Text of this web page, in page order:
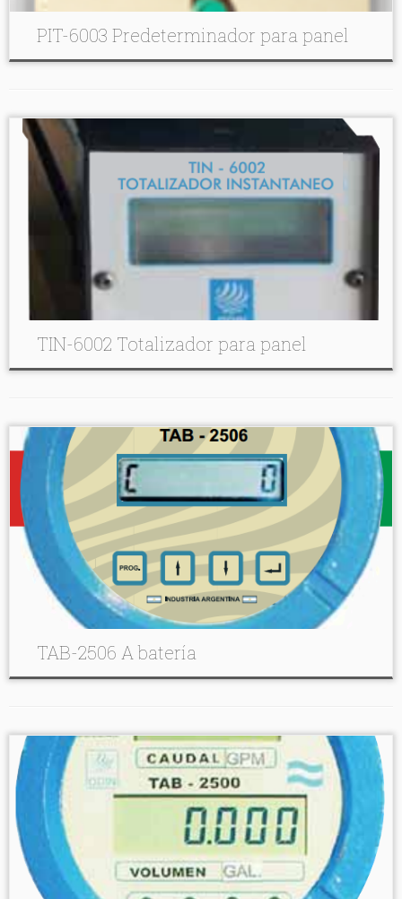
PIT-6003 Predeterminador para panel
TIN-6002 Totalizador para panel
TAB-2506 A batería